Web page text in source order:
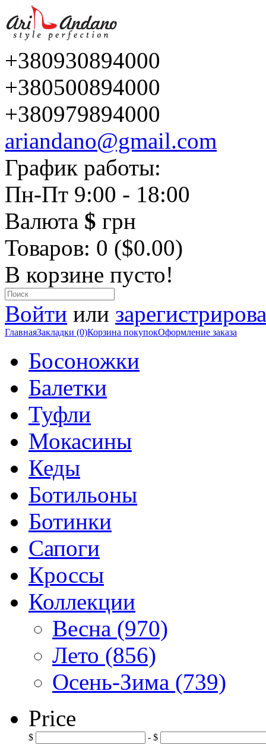
+380930894000
+380500894000
+380979894000
ariandano@gmail.com
График работы:
Пн-Пт 9:00 - 18:00
Валюта $ грн
Товаров: 0 ($0.00)
В корзине пусто!
Войти или
ГлавнаяЗакладки (0)Корзина покупокОформление заказа
Босоножки
Балетки
Туфли
Мокасины
Кеды
Ботильоны
Ботинки
Сапоги
Кроссы
Коллекции
Весна (970)
Лето (856)
Осень-Зима (739)
Price
$ - $